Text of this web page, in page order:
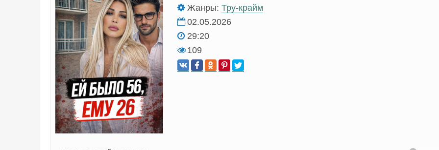
Жанры: Тру-крайм
02.05.2026
29:20
109